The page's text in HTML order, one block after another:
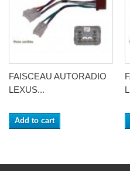
FAISCEAU AUTORADIO
LEXUS...
Add to cart